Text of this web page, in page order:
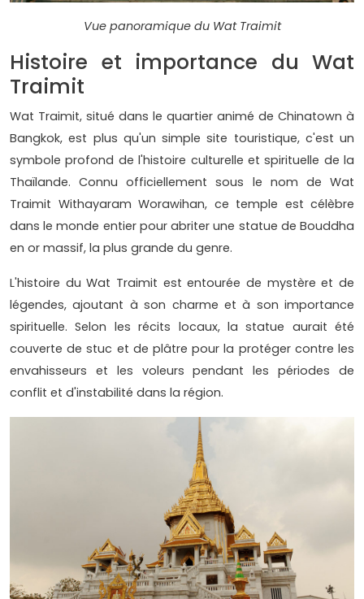
Vue panoramique du Wat Traimit
Histoire et importance du Wat
Traimit
Wat Traimit, situé dans le quartier animé de Chinatown à
Bangkok, est plus qu'un simple site touristique, c'est un
symbole profond de l'histoire culturelle et spirituelle de la
Thaïlande. Connu officiellement sous le nom de Wat
Traimit Withayaram Worawihan, ce temple est célèbre
dans le monde entier pour abriter une statue de Bouddha
en or massif, la plus grande du genre.
L'histoire du Wat Traimit est entourée de mystère et de
légendes, ajoutant à son charme et à son importance
spirituelle. Selon les récits locaux, la statue aurait été
couverte de stuc et de plâtre pour la protéger contre les
envahisseurs et les voleurs pendant les périodes de
conflit et d'instabilité dans la région.